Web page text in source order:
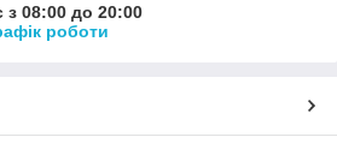
з 08:00 до 20:00
роботи